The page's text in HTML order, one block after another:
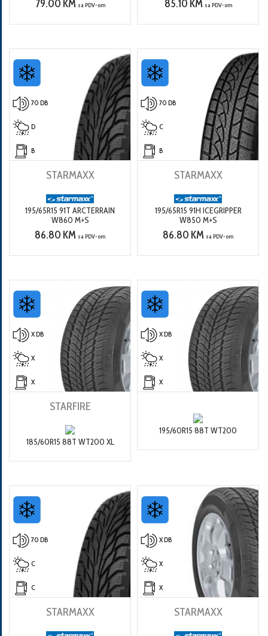
79.00 KM sa PDV-om 85.10 KM sa PDV-om
70 DB
D
B
STARMAXX
195/65R15 91T ARCTERRAIN
W860 M+S
86.80 KM sa PDV-om
70 DB
C
B
STARMAXX
195/65R15 91H ICEGRIPPER
W850 M+S
86.80 KM sa PDV-om
X DB
X
X
STARFIRE
185/60R15 88T WT200 XL
X DB
X
X
195/60R15 88T WT200
70 DB
C
C
STARMAXX
X DB
X
X
STARMAXX